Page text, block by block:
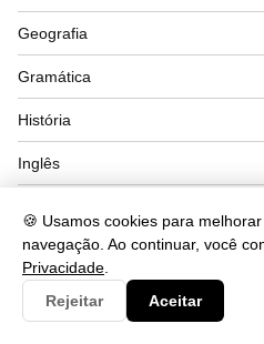
🍪 Usamos cookies para
navegação. Ao continuar, você
Privacidade
Rejeitar
Aceitar
Geografia
Gramática
História
Inglês
Literatura
Matemática